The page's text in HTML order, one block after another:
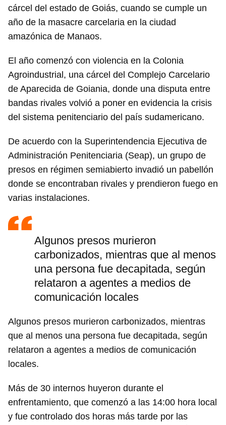
cárcel del estado de Goiás, cuando se cumple un
año de la masacre carcelaria en la ciudad
amazónica de Manaos.
El año comenzó con violencia en la Colonia
Agroindustrial, una cárcel del Complejo Carcelario
de Aparecida de Goiania, donde una disputa entre
bandas rivales volvió a poner en evidencia la crisis
del sistema penitenciario del país sudamericano.
De acuerdo con la Superintendencia Ejecutiva de
Administración Penitenciaria (Seap), un grupo de
presos en régimen semiabierto invadió un pabellón
donde se encontraban rivales y prendieron fuego en
varias instalaciones.
Algunos presos murieron
carbonizados, mientras que al menos
una persona fue decapitada, según
relataron a agentes a medios de
comunicación locales
Algunos presos murieron carbonizados, mientras
que al menos una persona fue decapitada, según
relataron a agentes a medios de comunicación
locales.
Más de 30 internos huyeron durante el
enfrentamiento, que comenzó a las 14:00 hora local
y fue controlado dos horas más tarde por las